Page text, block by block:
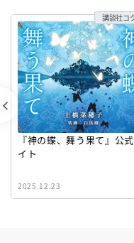
『神の蝶、舞う果て』公
イト
2025.12.23
講談社コ